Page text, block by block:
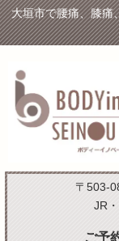
大垣市で腰痛、膝痛
〒503-
JR
ご予